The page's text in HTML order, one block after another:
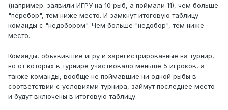
(например: заявили ИГРУ на 10 рыб, а поймали 11), чем больше
"перебор", тем ниже место. И замкнут итоговую таблицу
команды с "недобором". Чем больше "недобор", тем ниже
место.
Команды, объявившие игру и зарегистрированные на турнир,
но от которых в турнире участвовало меньше 5 игроков, а
также команды, вообще не поймавшие ни одной рыбы в
соответствии с условиями турнира, займут последнее место
и будут включены в итоговую таблицу.